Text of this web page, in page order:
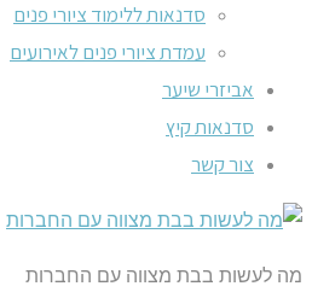
סדנאות ללימוד ציורי פנים
עמדת ציורי פנים לאירועים
אביזרי שיער
סדנאות קיץ
צור קשר
מה לעשות בבת מצווה עם החברות